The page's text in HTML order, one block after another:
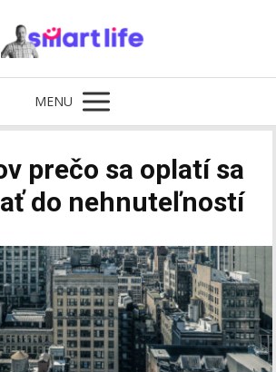
MENU
prečo sa oplatí sa
do nehnuteľností